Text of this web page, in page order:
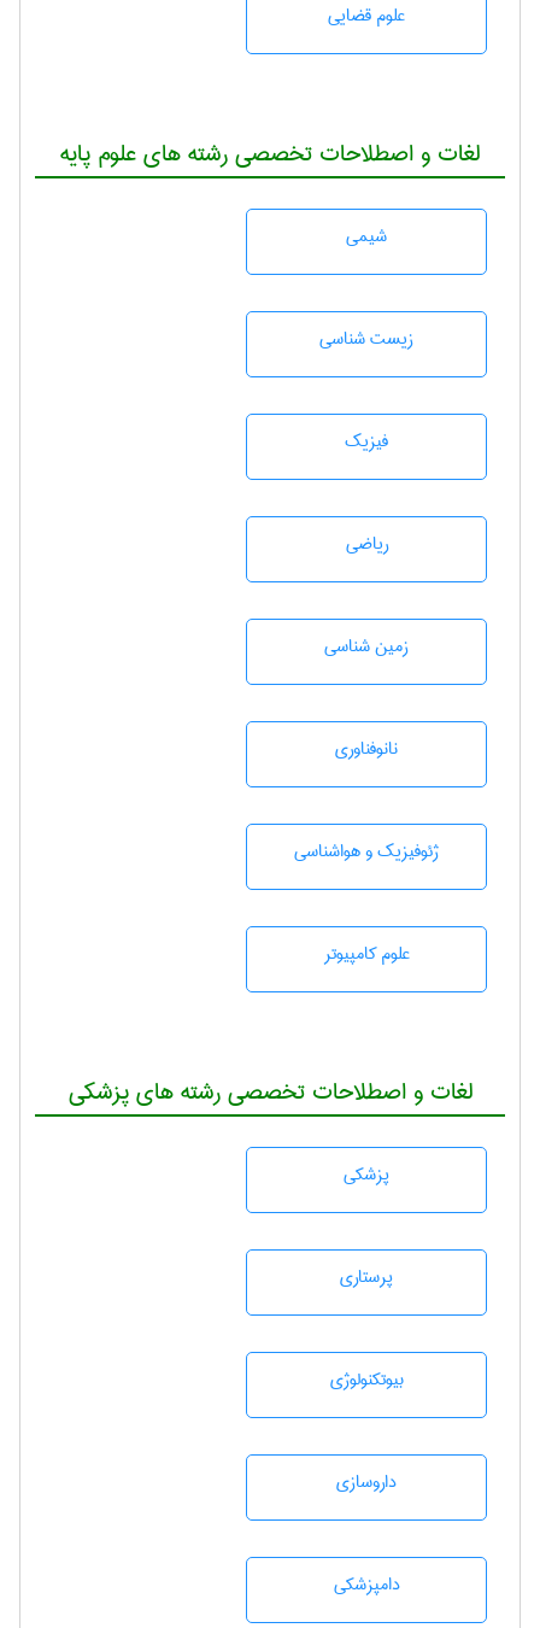
علوم قضایی
لغات و اصطلاحات تخصصی رشته های علوم پایه
شيمی
زيست شناسی
فیزیک
رياضی
زمين شناسی
نانوفناوری
ژئوفيزيك و هواشناسی
علوم کامپیوتر
لغات و اصطلاحات تخصصی رشته های پزشکی
پزشكی
پرستاری
بيوتكنولوژی
داروسازی
دامپزشكی